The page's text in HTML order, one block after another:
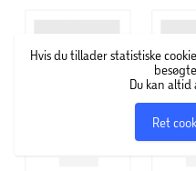
Hvis du tillader statistiske
Du kan
Ret